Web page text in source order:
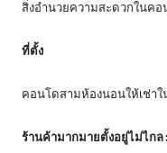
สิ่งอำนวยความสะดวกใน
ที่ตั้ง
คอนโดสามห้องนอนให้เช่า
ร้านค้ามากมายตั้งอยู่ไม่ไกล: